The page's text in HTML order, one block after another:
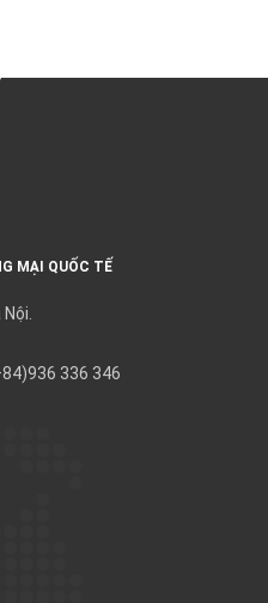
MẠI QUỐC TẾ
336 346